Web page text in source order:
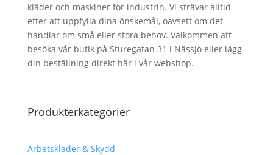
kläder och maskiner för industrin. Vi strävar alltid
efter att uppfylla dina önskemål, oavsett om det
handlar om små eller stora behov. Välkommen att
besöka vår butik på Sturegatan 31 i Nässjö eller lägg
din beställning direkt här i vår webshop.
Produkterkategorier
Arbetskläder & Skydd